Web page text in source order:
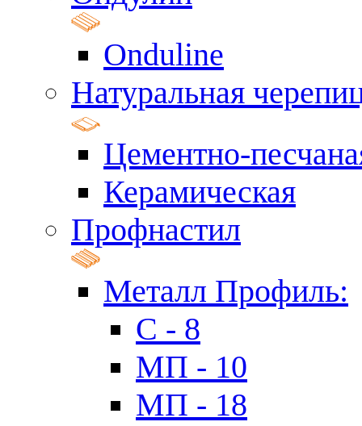
Onduline
Натуральная
Цементно-
Керамическая
Профнастил
Металл Профиль:
C - 8
МП - 10
МП - 18